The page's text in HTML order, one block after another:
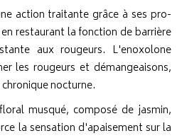
action traitante grâce à ses pro-
restaurant la fonction de barrière
aux rougeurs. L'enoxolone
les rougeurs et démangeaisons,
nocturne.
musqué, composé de jasmin,
la sensation d'apaisement sur la